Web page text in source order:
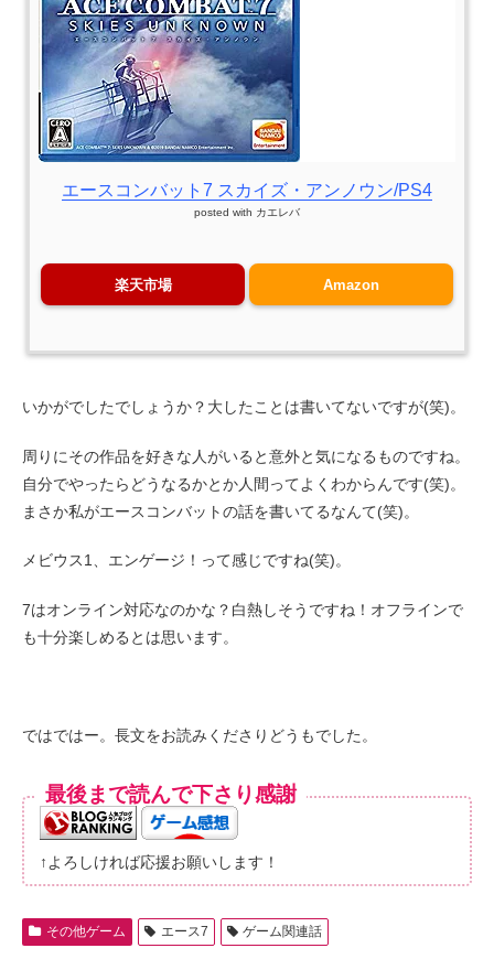
エースコンバット7 スカイズ・アンノウン/PS4
posted with カエレバ
楽天市場 Amazon
いかがでしたでしょうか？大したことは書いてないですが(笑)。
周りにその作品を好きな人がいると意外と気になるものですね。
自分でやったらどうなるかとか人間ってよくわからんです(笑)。
まさか私がエースコンバットの話を書いてるなんて(笑)。
メビウス1、エンゲージ！って感じですね(笑)。
7はオンライン対応なのかな？白熱しそうですね！オフラインで
も十分楽しめるとは思います。
ではではー。長文をお読みくださりどうもでした。
最後まで読んで下さり感謝
↑よろしければ応援お願いします！
その他ゲーム エース7 ゲーム関連話